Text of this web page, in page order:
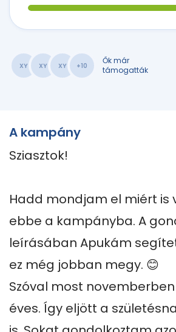
XY XY XY +10
Ők már
támogatták
A kampány
Sziasztok!
Hadd mondjam el miért is
ebbe a kampányba. A
leírásában Apukám
ez még jobban megy. 😊
Szóval most
éves. Így eljött a